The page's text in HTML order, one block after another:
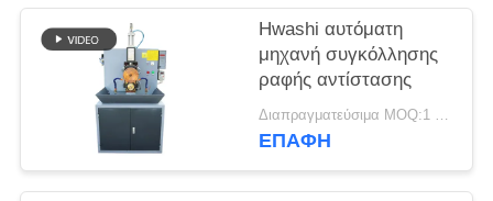
ΧΆΡΤΗΣ
ΙΣΤΌΤΟΠΟΥ
ΠΟΛΙΤΙΚΉ
ΜΥΣΤΙΚΌΤΗΤΑΣ
Hwashi αυτόματη
μηχανή συγκόλλησης
ραφής αντίστασης
Διαπραγματεύσιμα MOQ:1 ομάδα
ΕΠΑΦΉ